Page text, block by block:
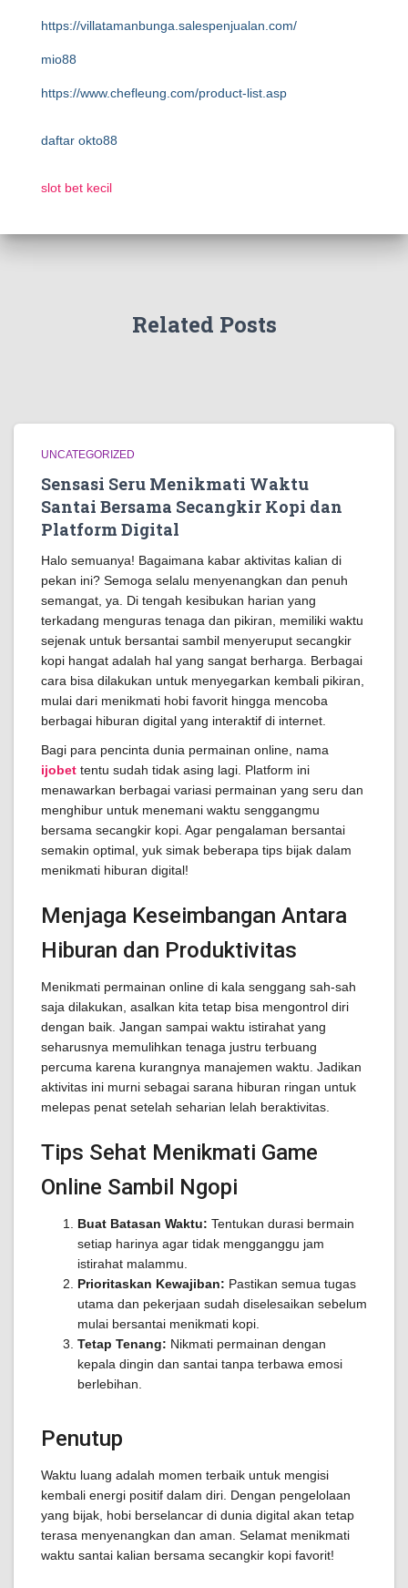
https://villatamanbunga.salespenjualan.com/
mio88
https://www.chefleung.com/product-list.asp
daftar okto88
slot bet kecil
Related Posts
UNCATEGORIZED
Sensasi Seru Menikmati Waktu
Santai Bersama Secangkir Kopi dan
Platform Digital
Halo semuanya! Bagaimana kabar aktivitas kalian di
pekan ini? Semoga selalu menyenangkan dan penuh
semangat, ya. Di tengah kesibukan harian yang
terkadang menguras tenaga dan pikiran, memiliki waktu
sejenak untuk bersantai sambil menyeruput secangkir
kopi hangat adalah hal yang sangat berharga. Berbagai
cara bisa dilakukan untuk menyegarkan kembali pikiran,
mulai dari menikmati hobi favorit hingga mencoba
berbagai hiburan digital yang interaktif di internet.
Bagi para pencinta dunia permainan online, nama
ijobet tentu sudah tidak asing lagi. Platform ini
menawarkan berbagai variasi permainan yang seru dan
menghibur untuk menemani waktu senggangmu
bersama secangkir kopi. Agar pengalaman bersantai
semakin optimal, yuk simak beberapa tips bijak dalam
menikmati hiburan digital!
Menjaga Keseimbangan Antara
Hiburan dan Produktivitas
Menikmati permainan online di kala senggang sah-sah
saja dilakukan, asalkan kita tetap bisa mengontrol diri
dengan baik. Jangan sampai waktu istirahat yang
seharusnya memulihkan tenaga justru terbuang
percuma karena kurangnya manajemen waktu. Jadikan
aktivitas ini murni sebagai sarana hiburan ringan untuk
melepas penat setelah seharian lelah beraktivitas.
Tips Sehat Menikmati Game
Online Sambil Ngopi
Buat Batasan Waktu: Tentukan durasi bermain
setiap harinya agar tidak mengganggu jam
istirahat malammu.
Prioritaskan Kewajiban: Pastikan semua tugas
utama dan pekerjaan sudah diselesaikan sebelum
mulai bersantai menikmati kopi.
Tetap Tenang: Nikmati permainan dengan
kepala dingin dan santai tanpa terbawa emosi
berlebihan.
Penutup
Waktu luang adalah momen terbaik untuk mengisi
kembali energi positif dalam diri. Dengan pengelolaan
yang bijak, hobi berselancar di dunia digital akan tetap
terasa menyenangkan dan aman. Selamat menikmati
waktu santai kalian bersama secangkir kopi favorit!